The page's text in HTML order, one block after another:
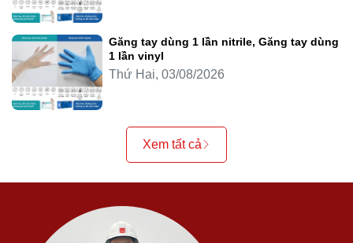
Găng tay dùng 1 lần nitrile, Găng tay dùng
1 lần vinyl
Thứ Hai, 03/08/2026
Xem tất cả